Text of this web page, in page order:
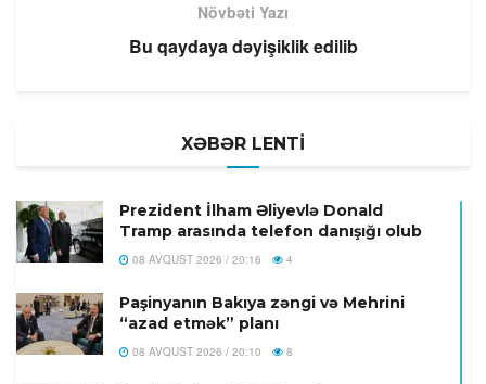
Növbəti Yazı
Bu qaydaya dəyişiklik edilib
XƏBƏR LENTİ
Prezident İlham Əliyevlə Donald
Tramp arasında telefon danışığı olub
08 AVQUST 2026 / 20:16 4
Paşinyanın Bakıya zəngi və Mehrini
“azad etmək” planı
08 AVQUST 2026 / 20:10 8